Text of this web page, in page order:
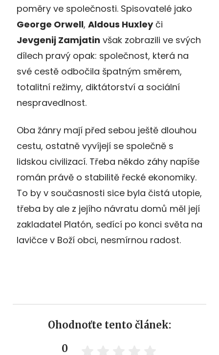
poměry ve společnosti. Spisovatelé jako
George Orwell, Aldous Huxleyči
Jevgenij Zamjatin však zobrazili ve svých
dílech pravý opak: společnost, která na
své cestě odbočila špatným směrem,
totalitní režimy, diktátorství a sociální
nespravedlnost.
Oba žánry mají před sebou ještě dlouhou
cestu, ostatně vyvíjejí se společně s
lidskou civilizací. Třeba někdo záhy napíše
román právě o stabilitě řecké ekonomiky.
To by v současnosti sice byla čistá utopie,
třeba by ale z jejího návratu domů měl její
zakladatel Platón, sedící po konci světa na
lavičce v Boží obci, nesmírnou radost.
Ohodnoťte tento článek:
0